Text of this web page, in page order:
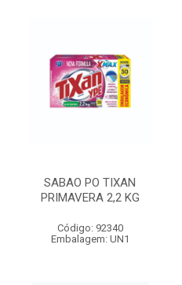
SABAO PO TIXAN
PRIMAVERA 2,2 KG
Código: 92340
Embalagem: UN1